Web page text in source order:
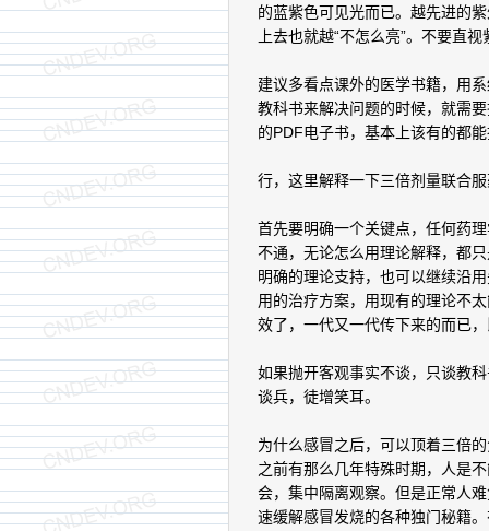
的蓝紫色可见光而已。越先进的
上去也就越“不怎么亮”。不要直
建议多看点课外的医学书籍，用
教科书来解决问题的时候，就需
的PDF电子书，基本上该有的都
行，这里解释一下三倍剂量联合
首先要明确一个关键点，任何药
不通，无论怎么用理论解释，都
明确的理论支持，也可以继续沿
用的治疗方案，用现有的理论不
效了，一代又一代传下来的而已
如果抛开客观事实不谈，只谈教
谈兵，徒增笑耳。
为什么感冒之后，可以顶着三倍
之前有那么几年特殊时期，人是
会，集中隔离观察。但是正常人
速缓解感冒发烧的各种独门秘籍